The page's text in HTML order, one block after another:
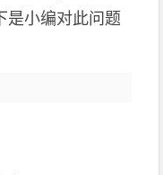
是小编对此问题